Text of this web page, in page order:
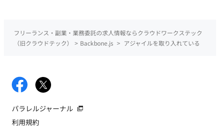
フリーランス・副業・業務委託の求人情報ならクラウドワークステック
（旧クラウドテック）
> Backbone.js > アジャイルを取り入れている
パラレルジャーナル
利用規約